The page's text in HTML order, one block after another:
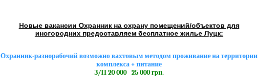
Новые вакансии Охранник на охрану помещений/объектов для
иногородних предоставляем бесплатное жилье Луцк:
Охранник-разнорабочий возможно вахтовым методом проживание на территории
комплекса + питание
З/П 20 000 - 25 000 грн.